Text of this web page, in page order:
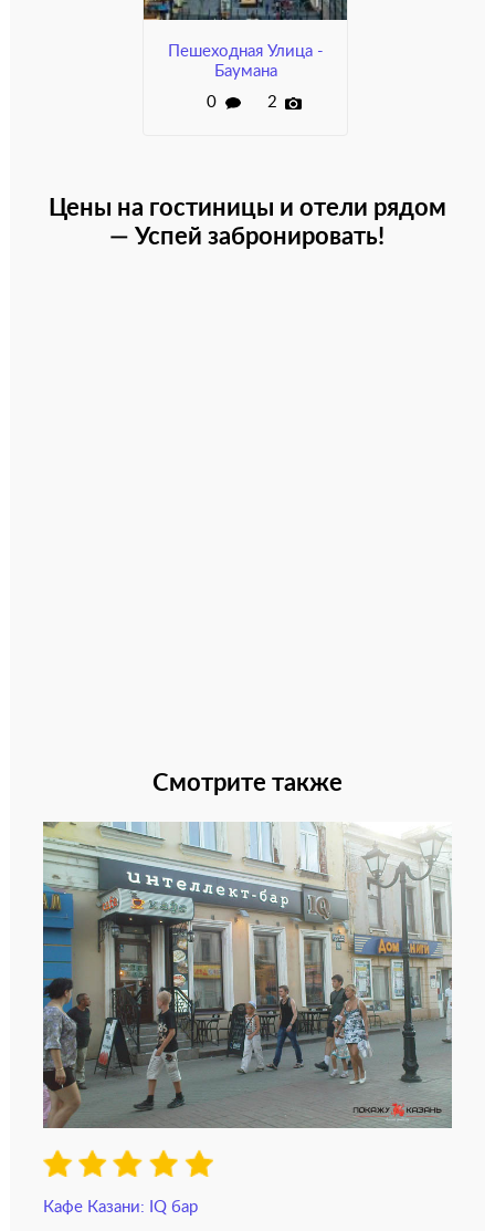
Пешеходная Улица -
Баумана
0
2
Цены на гостиницы и отели рядом
— Успей забронировать!
Смотрите также
Кафе Казани: IQ бар